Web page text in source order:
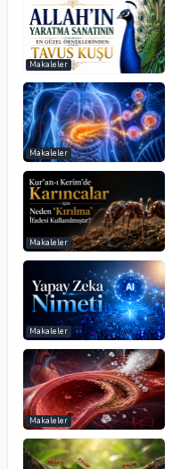
Makaleler
Makaleler
Makaleler
Makaleler
Makaleler